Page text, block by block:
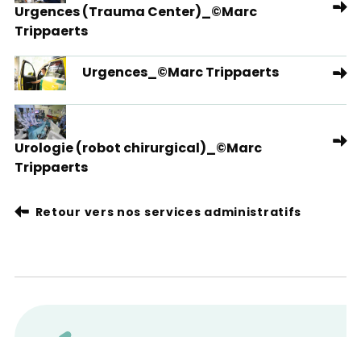
Urgences (Trauma Center)_©Marc
Trippaerts
Urgences_©Marc Trippaerts
Urologie (robot chirurgical)_©Marc
Trippaerts
Retour vers nos services administratifs